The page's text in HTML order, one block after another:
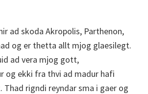
ad skoda Akropolis, Parthenon,
og er thetta allt mjog glaesilegt.
ad vera mjog gott,
og ekki fra thvi ad madur hafi
rigndi reyndar sma i gaer og